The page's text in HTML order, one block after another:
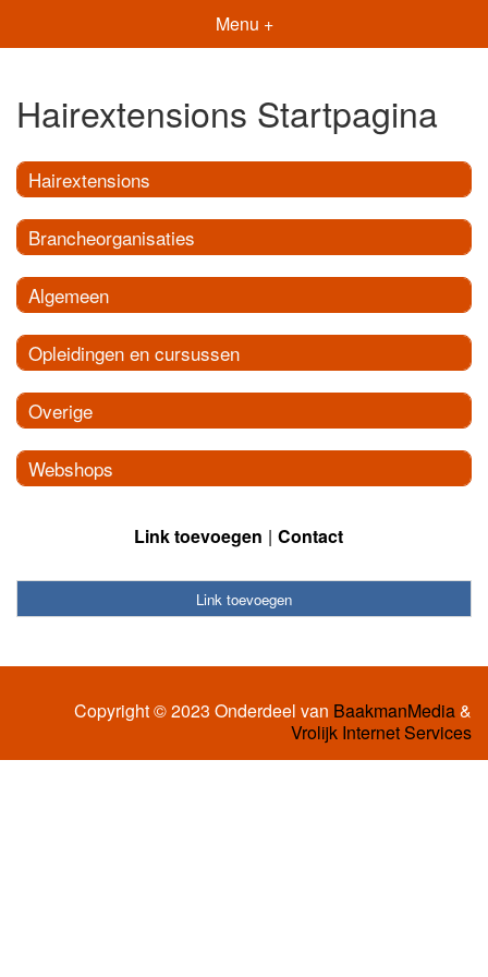
Menu +
Hairextensions Startpagina
Hairextensions
Brancheorganisaties
Algemeen
Opleidingen en cursussen
Overige
Webshops
Link toevoegen Contact
Link toevoegen
Copyright © 2023 Onderdeel van BaakmanMedia&
Vrolijk Internet Services